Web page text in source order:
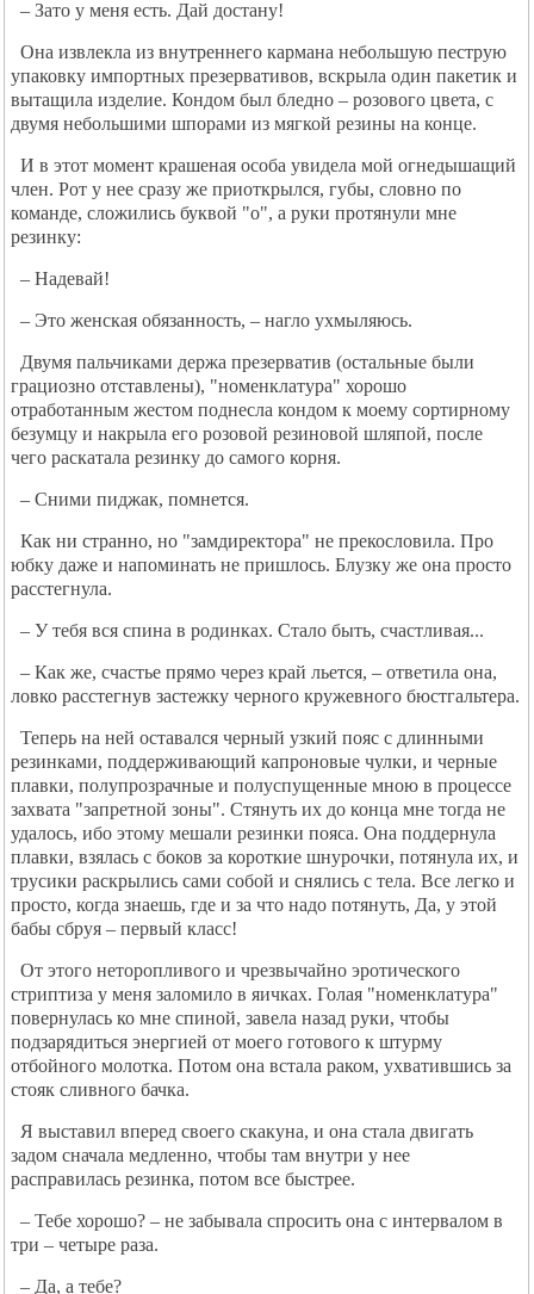
– Зато у меня есть. Дай достану!
Она извлекла из внутреннего кармана небольшую пеструю
упаковку импортных презервативов, вскрыла один пакетик и
вытащила изделие. Кондом был бледно – розового цвета, с
двумя небольшими шпорами из мягкой резины на конце.
И в этот момент крашеная особа увидела мой огнедышащий
член. Рот у нее сразу же приоткрылся, губы, словно по
команде, сложились буквой "о", а руки протянули мне
резинку:
– Надевай!
– Это женская обязанность, – нагло ухмыляюсь.
Двумя пальчиками держа презерватив (остальные были
грациозно отставлены), "номенклатура" хорошо
отработанным жестом поднесла кондом к моему сортирному
безумцу и накрыла его розовой резиновой шляпой, после
чего раскатала резинку до самого корня.
– Сними пиджак, помнется.
Как ни странно, но "замдиректора" не прекословила. Про
юбку даже и напоминать не пришлось. Блузку же она просто
расстегнула.
– У тебя вся спина в родинках. Стало быть, счастливая...
– Как же, счастье прямо через край льется, – ответила она,
ловко расстегнув застежку черного кружевного бюстгальтера.
Теперь на ней оставался черный узкий пояс с длинными
резинками, поддерживающий капроновые чулки, и черные
плавки, полупрозрачные и полуспущенные мною в процессе
захвата "запретной зоны". Стянуть их до конца мне тогда не
удалось, ибо этому мешали резинки пояса. Она поддернула
плавки, взялась с боков за короткие шнурочки, потянула их, и
трусики раскрылись сами собой и снялись с тела. Все легко и
просто, когда знаешь, где и за что надо потянуть, Да, у этой
бабы сбруя – первый класс!
От этого неторопливого и чрезвычайно эротического
стриптиза у меня заломило в яичках. Голая "номенклатура"
повернулась ко мне спиной, завела назад руки, чтобы
подзарядиться энергией от моего готового к штурму
отбойного молотка. Потом она встала раком, ухватившись за
стояк сливного бачка.
Я выставил вперед своего скакуна, и она стала двигать
задом сначала медленно, чтобы там внутри у нее
расправилась резинка, потом все быстрее.
– Тебе хорошо? – не забывала спросить она с интервалом в
три – четыре раза.
– Да, а тебе?